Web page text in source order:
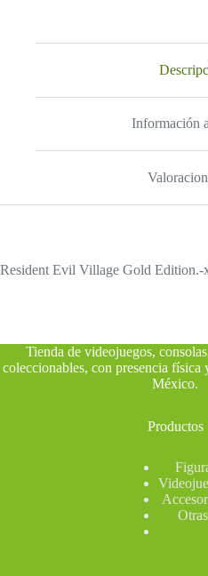
Información
Resident Evil Village Gold Edition.-
Tienda de videojuegos,
coleccionables, con presencia física
México.
Productos
Otras